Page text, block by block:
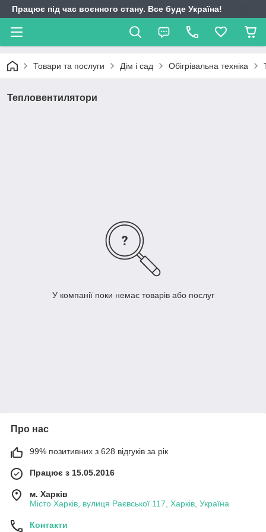
Працює під час воєнного стану. Все буде Україна!
Товари та послуги Дім і сад Обігрівальна техніка
Тепловентилятори
У компанії поки немає товарів або послуг
Про нас
99% позитивних з 628 відгуків за рік
Працює з 15.05.2016
м. Харків
Місто Харків, вулиця Раєвської 117, Харків, Україна
Контакти